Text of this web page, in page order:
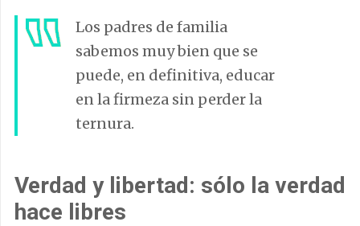
Los padres de familia
sabemos muy bien que se
puede, en definitiva, educar
en la firmeza sin perder la
ternura.
Verdad y libertad: sólo la verdad
hace libres